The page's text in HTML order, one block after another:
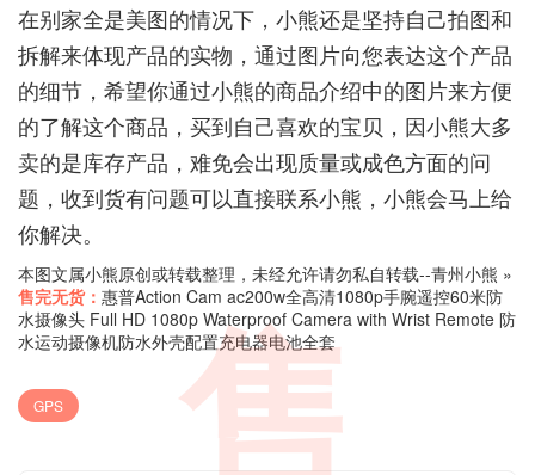
在别家全是美图的情况下，小熊还是坚持自己拍图和
拆解来体现产品的实物，通过图片向您表达这个产品
的细节，希望你通过小熊的商品介绍中的图片来方便
的了解这个商品，买到自己喜欢的宝贝，因小熊大多
卖的是库存产品，难免会出现质量或成色方面的问
题，收到货有问题可以直接联系小熊，小熊会马上给
你解决。
本图文属小熊原创或转载整理，未经允许请勿私自转载--青州小熊 »
售完无货： 惠普Action Cam ac200w全高清1080p手腕遥控60米防
水摄像头 Full HD 1080p Waterproof Camera with Wrist Remote 防
水运动摄像机防水外壳配置充电器电池全套
GPS 售